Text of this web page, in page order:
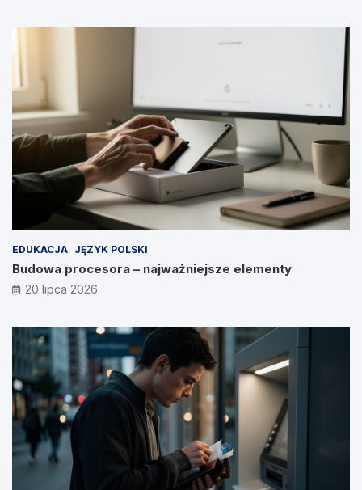
EDUKACJA JĘZYK POLSKI
Budowa procesora – najważniejsze elementy
20 lipca 2026